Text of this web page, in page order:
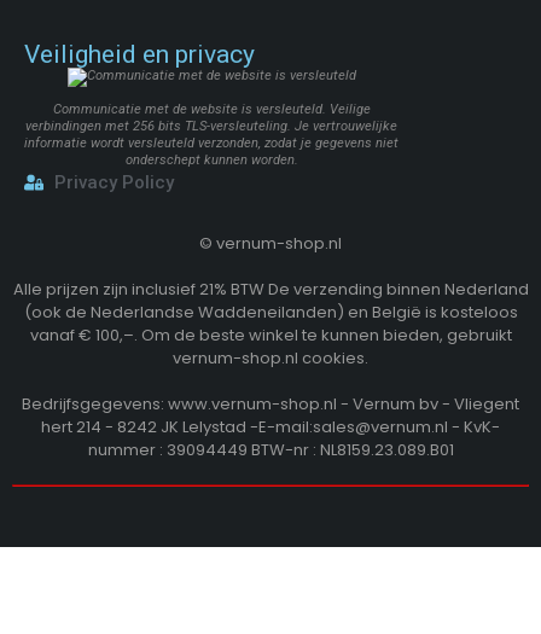
Veiligheid en privacy
Communicatie met de website is versleuteld. Veilige
verbindingen met 256 bits TLS-versleuteling. Je vertrouwelijke
informatie wordt versleuteld verzonden, zodat je gegevens niet
onderschept kunnen worden.
Privacy Policy
© vernum-shop.nl
Alle prijzen zijn inclusief 21% BTW De verzending binnen Nederland
(ook de Nederlandse Waddeneilanden) en België is kosteloos
vanaf € 100,–. Om de beste winkel te kunnen bieden, gebruikt
vernum-shop.nl cookies.
Bedrijfsgegevens: www.vernum-shop.nl - Vernum bv - Vliegent
hert 214 - 8242 JK Lelystad -E-mail:sales@vernum.nl - KvK-
nummer : 39094449 BTW-nr : NL8159.23.089.B01